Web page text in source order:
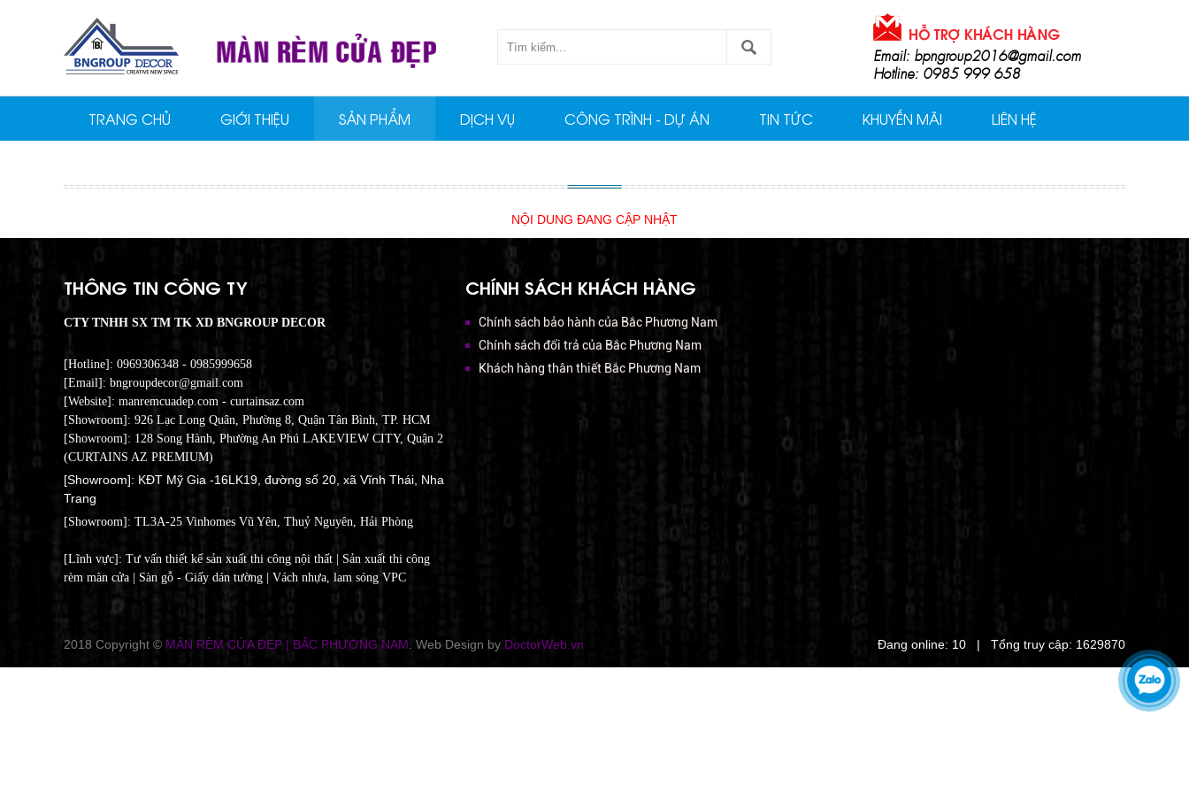
Email: bpngroup2016@gmail.com
Hotline: 0985 999 658
TRANG CHỦ GIỚI THIỆU SẢN PHẨM DỊCH VỤ CÔNG TRÌNH - DỰ ÁN TIN TỨC KHUYẾN MÃI LIÊN HỆ
NỘI DUNG ĐANG CẬP NHẬT
THÔNG TIN CÔNG TY
CTY TNHH SX TM TK XD BNGROUP DECOR
[Hotline]: 0969306348 - 0985999658
[Email]: bngroupdecor@gmail.com
[Website]: manremcuadep.com - curtainsaz.com
[Showroom]: 926 Lạc Long Quân, Phường 8, Quận Tân Bình, TP. HCM
[Showroom]: 128 Song Hành, Phường An Phú LAKEVIEW CITY, Quận 2
(CURTAINS AZ PREMIUM)
[Showroom]: KĐT Mỹ Gia -16LK19, đường số 20, xã Vĩnh Thái, Nha
Trang
[Showroom]: TL3A-25 Vinhomes Vũ Yên, Thuỷ Nguyên, Hải Phòng
[Lĩnh vực]: Tư vấn thiết kế sản xuất thi công nội thất | Sản xuất thi công
rèm màn cửa | Sàn gỗ - Giấy dán tường | Vách nhựa, lam sóng VPC
CHÍNH SÁCH KHÁCH HÀNG
Chính sách bảo hành của Bắc Phương Nam
Chính sách đổi trả của Bắc Phương Nam
Khách hàng thân thiết Bắc Phương Nam
2018 Copyright © MÀN RÈM CỬA ĐẸP | BẮC PHƯƠNG NAM . Web Design by DoctorWeb.vn Đang online: 10 | Tổng truy cập: 1629870